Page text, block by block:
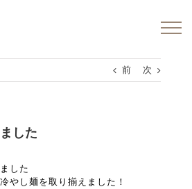
前 次
した
した
やし麺を取り揃えました！